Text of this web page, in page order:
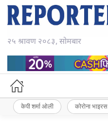
२५ श्रावण २०८३, सोमबार
केपी शर्मा ओली कोरोना भाइरस